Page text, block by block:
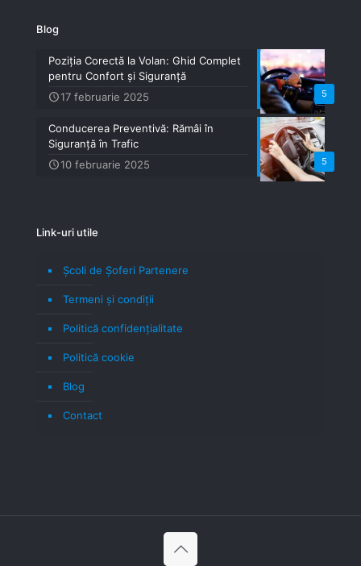
Blog
5
Poziția Corectă la Volan: Ghid Complet
pentru Confort și Siguranță
17 februarie 2025
5
Conducerea Preventivă: Rămâi în
Siguranță în Trafic
10 februarie 2025
Link-uri utile
Școli de Șoferi Partenere
Termeni şi condiţii
Politică confidenţialitate
Politică cookie
Blog
Contact